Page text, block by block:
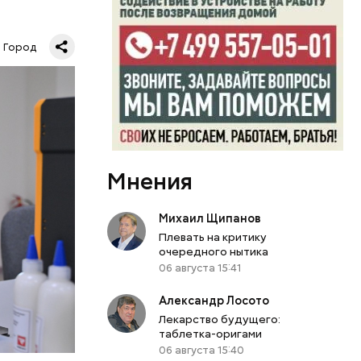
Город
и в
Мнения
Михаил Щипанов
Плевать на критику
очередного нытика
06 августа 15:41
Александр Лосото
Лекарство будущего:
таблетка-оригами
06 августа 15:40